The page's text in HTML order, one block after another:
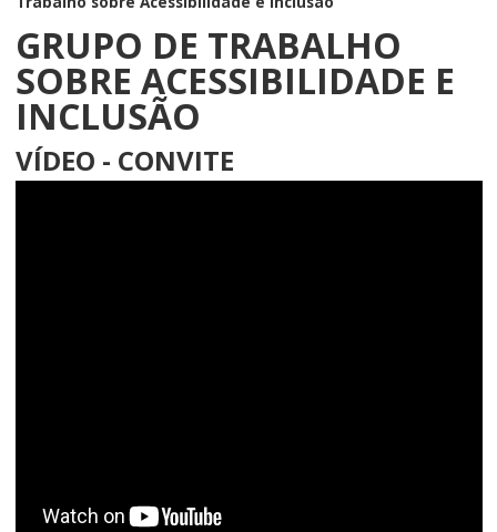
GRUPO DE TRABALHO
SOBRE ACESSIBILIDADE E
INCLUSÃO
VÍDEO - CONVITE